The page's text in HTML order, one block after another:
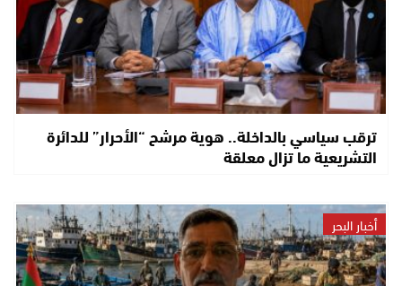
ترقب سياسي بالداخلة.. هوية مرشح “الأحرار” للدائرة
التشريعية ما تزال معلقة
أخبار البحر